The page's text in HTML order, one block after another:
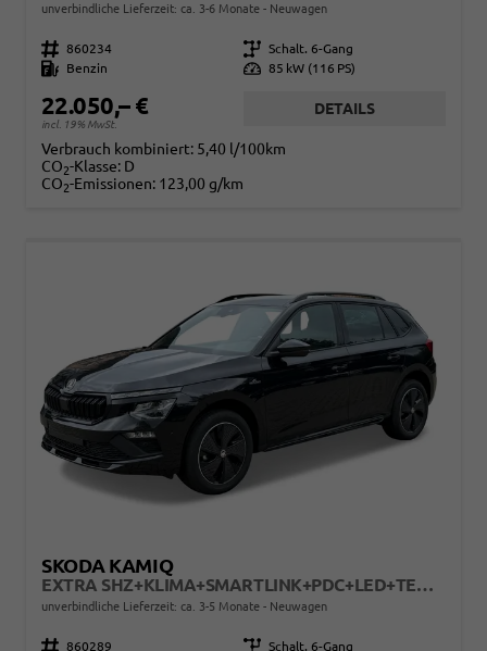
unverbindliche Lieferzeit: ca. 3-6 Monate Neuwagen
Fahrzeugnr. 860234 Getriebe Schalt. 6-Gang
Kraftstoff
Benzin Leistung 85 kW (116 PS)
22.050,– €
incl. 19% MwSt.
DETAILS
Verbrauch kombiniert: 5,40 l/100km
CO2-Klasse: D
CO2-Emissionen: 123,00 g/km
SKODA KAMIQ
EXTRA SHZ+KLIMA+SMARTLINK+PDC+LED+TEMPOMAT
unverbindliche Lieferzeit: ca. 3-5 Monate Neuwagen
Fahrzeugnr. 860289 Getriebe Schalt. 6-Gang